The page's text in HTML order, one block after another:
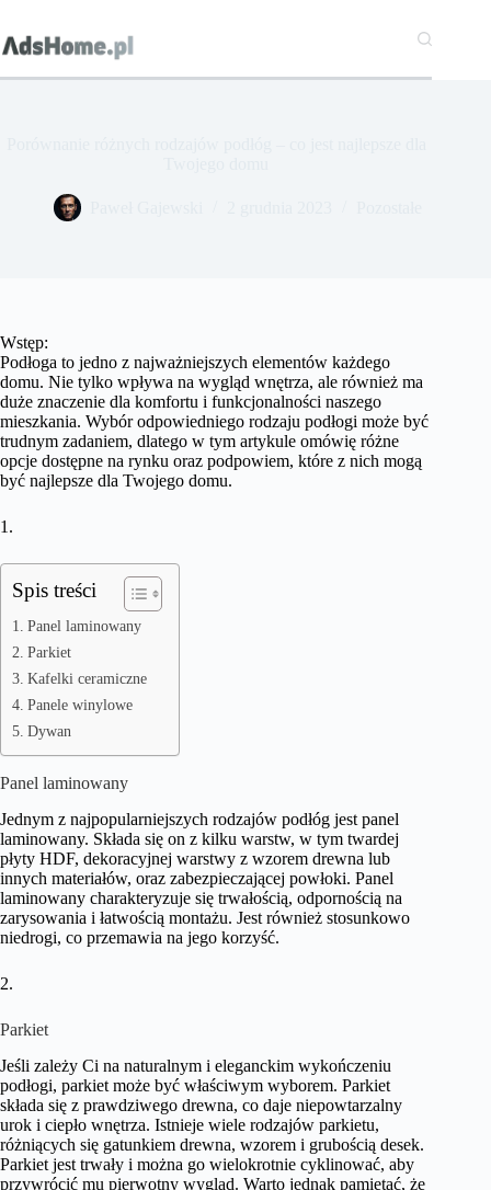
treści
Wstęp:
Podłoga to jedno z najważniejszych elementów każdego
domu. Nie tylko wpływa na wygląd wnętrza, ale również ma
duże znaczenie dla komfortu i funkcjonalności naszego
mieszkania. Wybór odpowiedniego rodzaju podłogi może być
trudnym zadaniem, dlatego w tym artykule omówię różne
opcje dostępne na rynku oraz podpowiem, które z nich mogą
być najlepsze dla Twojego domu.
1.
Spis treści
Panel laminowany
Parkiet
Kafelki ceramiczne
Panele winylowe
Dywan
Panel laminowany
Jednym z najpopularniejszych rodzajów podłóg jest panel
laminowany. Składa się on z kilku warstw, w tym twardej
płyty HDF, dekoracyjnej warstwy z wzorem drewna lub
innych materiałów, oraz zabezpieczającej powłoki. Panel
laminowany charakteryzuje się trwałością, odpornością na
zarysowania i łatwością montażu. Jest również stosunkowo
niedrogi, co przemawia na jego korzyść.
2.
Parkiet
Jeśli zależy Ci na naturalnym i eleganckim wykończeniu
podłogi, parkiet może być właściwym wyborem. Parkiet
składa się z prawdziwego drewna, co daje niepowtarzalny
urok i ciepło wnętrza. Istnieje wiele rodzajów parkietu,
różniących się gatunkiem drewna, wzorem i grubością desek.
Parkiet jest trwały i można go wielokrotnie cyklinować, aby
przywrócić mu pierwotny wygląd. Warto jednak pamiętać, że